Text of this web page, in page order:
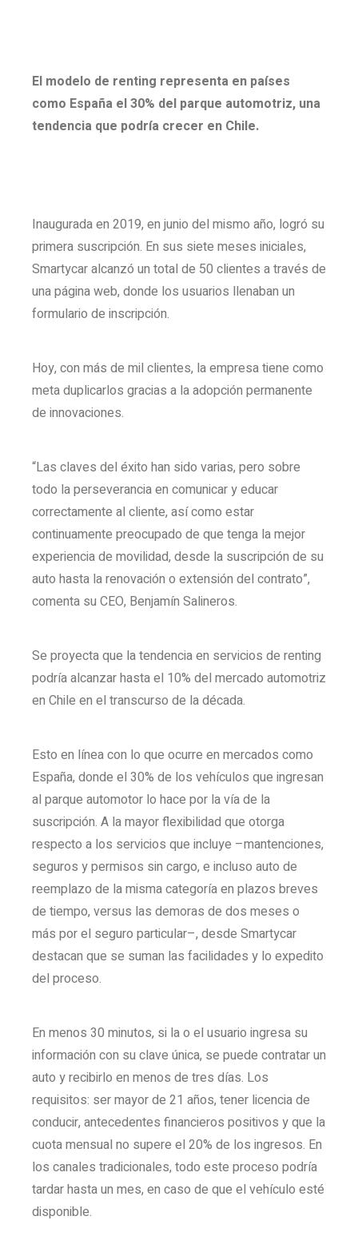
El modelo de renting representa en países
como España el 30% del parque automotriz, una
tendencia que podría crecer en Chile.
Inaugurada en 2019, en junio del mismo año, logró su
primera suscripción. En sus siete meses iniciales,
Smartycar alcanzó un total de 50 clientes a través de
una página web, donde los usuarios llenaban un
formulario de inscripción.
Hoy, con más de mil clientes, la empresa tiene como
meta duplicarlos gracias a la adopción permanente
de innovaciones.
“Las claves del éxito han sido varias, pero sobre
todo la perseverancia en comunicar y educar
correctamente al cliente, así como estar
continuamente preocupado de que tenga la mejor
experiencia de movilidad, desde la suscripción de su
auto hasta la renovación o extensión del contrato”,
comenta su CEO, Benjamín Salineros.
Se proyecta que la tendencia en servicios de renting
podría alcanzar hasta el 10% del mercado automotriz
en Chile en el transcurso de la década.
Esto en línea con lo que ocurre en mercados como
España, donde el 30% de los vehículos que ingresan
al parque automotor lo hace por la vía de la
suscripción. A la mayor flexibilidad que otorga
respecto a los servicios que incluye –mantenciones,
seguros y permisos sin cargo, e incluso auto de
reemplazo de la misma categoría en plazos breves
de tiempo, versus las demoras de dos meses o
más por el seguro particular–, desde Smartycar
destacan que se suman las facilidades y lo expedito
del proceso.
En menos 30 minutos, si la o el usuario ingresa su
información con su clave única, se puede contratar un
auto y recibirlo en menos de tres días. Los
requisitos: ser mayor de 21 años, tener licencia de
conducir, antecedentes financieros positivos y que la
cuota mensual no supere el 20% de los ingresos. En
los canales tradicionales, todo este proceso podría
tardar hasta un mes, en caso de que el vehículo esté
disponible.